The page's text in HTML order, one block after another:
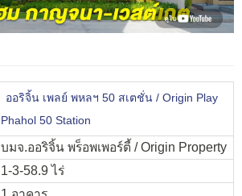
ออริจิ้น เพลย์ พหลฯ 50 สเตชั่น / Origin Play
Phahol 50 Station
บมจ.ออริจิ้น พร็อพเพอร์ตี้ / Origin Property
1-3-58.9 ไร่